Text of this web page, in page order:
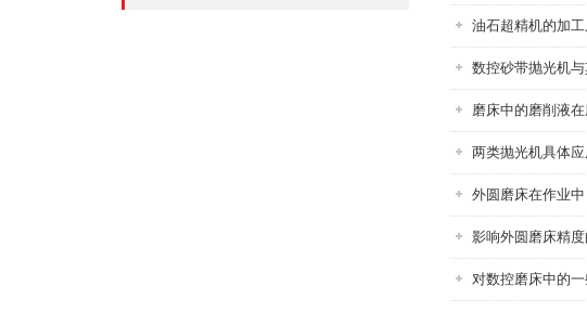
油石超精机的加
数控砂带抛光机
磨床中的磨削液
两类抛光机具体
外圆磨床在作业
影响外圆磨床精
对数控磨床中的